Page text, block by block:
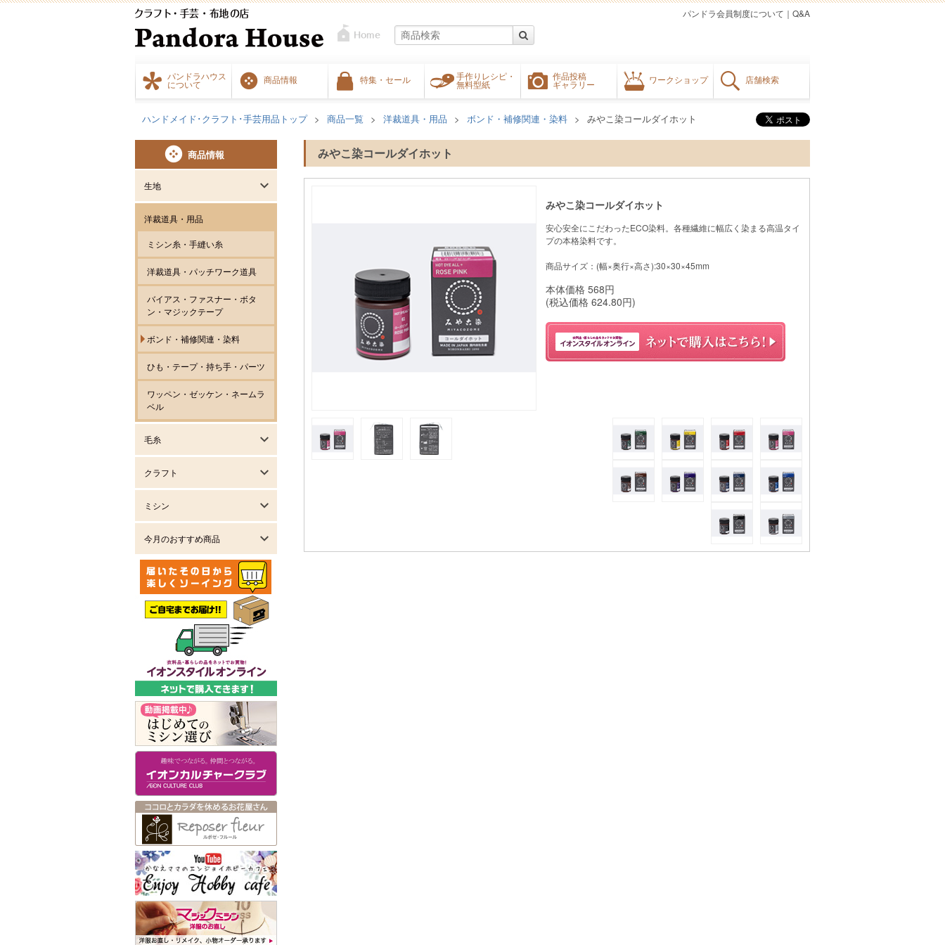
パンドラハウス
について
商品情報 特集・セール
手作りレシピ・
無料型紙
作品投稿
ギャラリー
ワークショップ 店舗検索
Q&A
｜
パンドラ会員制度について
ハンドメイド･クラフト･手芸用品トップ 商品一覧 洋裁道具・用品 ボンド・補修関連・染料 みやこ染コールダイホット
みやこ染コールダイホット
みやこ染コールダイホット
安心安全にこだわったECO染料。各種繊維に幅広く染まる高温タイ
プの本格染料です。
商品サイズ：(幅×奥行×高さ):30×30×45mm
本体価格 568円
(税込価格 624.80円)
商品情報
生地
洋裁道具・用品
ミシン糸・手縫い糸
洋裁道具・パッチワーク道具
バイアス・ファスナー・ボタ
ン・マジックテープ
ボンド・補修関連・染料
ひも・テープ・持ち手・パーツ
ワッペン・ゼッケン・ネームラ
ベル
毛糸
クラフト
ミシン
今月のおすすめ商品